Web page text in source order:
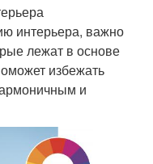
интерьера, важно
лежат в основе
избежать
и